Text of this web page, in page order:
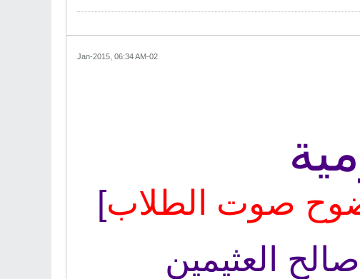
02-Jan-2015, 06:34 AM
صوت الطلاب]
العثيمين